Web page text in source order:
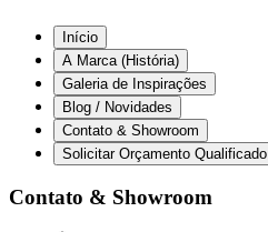
Início
A Marca (História)
Galeria de Inspirações
Blog / Novidades
Contato & Showroom
Solicitar Orçamento Qualificado
Contato & Showroom